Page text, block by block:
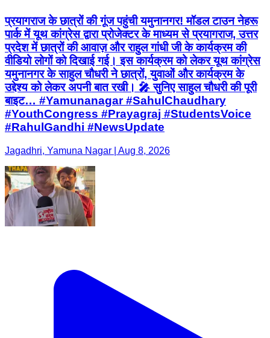
प्रयागराज के छात्रों की गूंज पहुंची यमुनानगर! मॉडल टाउन नेहरू
पार्क में यूथ कांग्रेस द्वारा प्रोजेक्टर के माध्यम से प्रयागराज, उत्तर
प्रदेश में छात्रों की आवाज़ और राहुल गांधी जी के कार्यक्रम की
वीडियो लोगों को दिखाई गई। इस कार्यक्रम को लेकर यूथ कांग्रेस
यमुनानगर के साहुल चौधरी ने छात्रों, युवाओं और कार्यक्रम के
उद्देश्य को लेकर अपनी बात रखी। 🎤 सुनिए साहुल चौधरी की पूरी
बाइट… #Yamunanagar #SahulChaudhary
#YouthCongress #Prayagraj #StudentsVoice
#RahulGandhi #NewsUpdate
Jagadhri, Yamuna Nagar | Aug 8, 2026